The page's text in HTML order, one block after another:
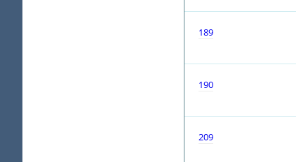
189
190
209